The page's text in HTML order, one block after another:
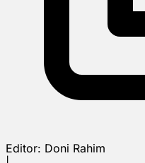
Editor: Doni Rahim